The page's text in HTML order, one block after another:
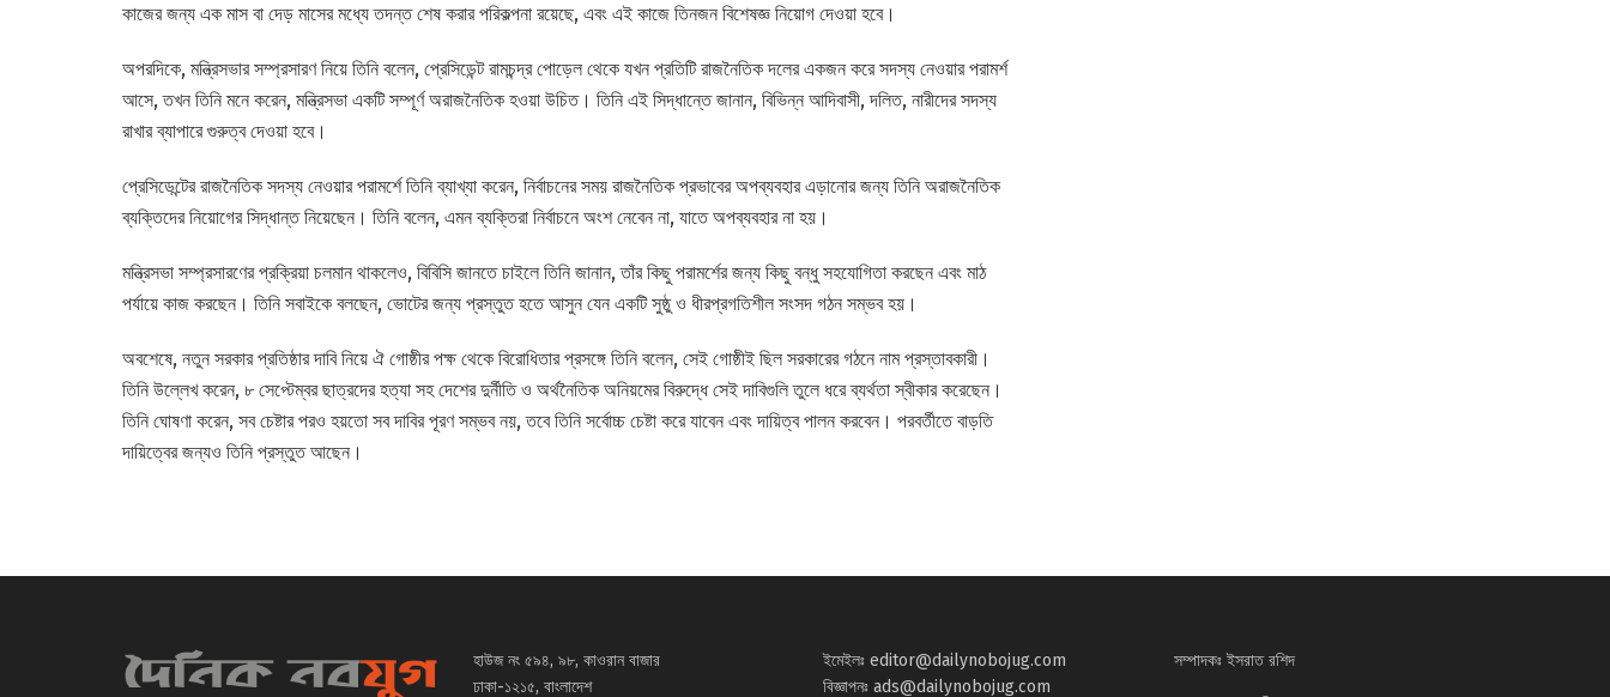
কাজের জন্য এক মাস বা দেড় মাসের মধ্যে তদন্ত শেষ করার পরিকল্পনা রয়েছে, এবং এই কাজে তিনজন বিশেষজ্ঞ নিয়োগ দেওয়া হবে।
অপরদিকে, মন্ত্রিসভার সম্প্রসারণ নিয়ে তিনি বলেন, প্রেসিডেন্ট রামচন্দ্র পোড়েল থেকে যখন প্রতিটি রাজনৈতিক দলের একজন করে সদস্য নেওয়ার পরামর্শ
আসে, তখন তিনি মনে করেন, মন্ত্রিসভা একটি সম্পূর্ণ অরাজনৈতিক হওয়া উচিত। তিনি এই সিদ্ধান্তে জানান, বিভিন্ন আদিবাসী, দলিত, নারীদের সদস্য
রাখার ব্যাপারে গুরুত্ব দেওয়া হবে।
প্রেসিডেন্টের রাজনৈতিক সদস্য নেওয়ার পরামর্শে তিনি ব্যাখ্যা করেন, নির্বাচনের সময় রাজনৈতিক প্রভাবের অপব্যবহার এড়ানোর জন্য তিনি অরাজনৈতিক
ব্যক্তিদের নিয়োগের সিদ্ধান্ত নিয়েছেন। তিনি বলেন, এমন ব্যক্তিরা নির্বাচনে অংশ নেবেন না, যাতে অপব্যবহার না হয়।
মন্ত্রিসভা সম্প্রসারণের প্রক্রিয়া চলমান থাকলেও, বিবিসি জানতে চাইলে তিনি জানান, তাঁর কিছু পরামর্শের জন্য কিছু বন্ধু সহযোগিতা করছেন এবং মাঠ
পর্যায়ে কাজ করছেন। তিনি সবাইকে বলছেন, ভোটের জন্য প্রস্তুত হতে আসুন যেন একটি সুষ্ঠু ও ধীরপ্রগতিশীল সংসদ গঠন সম্ভব হয়।
অবশেষে, নতুন সরকার প্রতিষ্ঠার দাবি নিয়ে ঐ গোষ্ঠীর পক্ষ থেকে বিরোধিতার প্রসঙ্গে তিনি বলেন, সেই গোষ্ঠীই ছিল সরকারের গঠনে নাম প্রস্তাবকারী।
তিনি উল্লেখ করেন, ৮ সেপ্টেম্বর ছাত্রদের হত্যা সহ দেশের দুর্নীতি ও অর্থনৈতিক অনিয়মের বিরুদ্ধে সেই দাবিগুলি তুলে ধরে ব্যর্থতা স্বীকার করেছেন।
তিনি ঘোষণা করেন, সব চেষ্টার পরও হয়তো সব দাবির পূরণ সম্ভব নয়, তবে তিনি সর্বোচ্চ চেষ্টা করে যাবেন এবং দায়িত্ব পালন করবেন। পরবর্তীতে বাড়তি
দায়িত্বের জন্যও তিনি প্রস্তুত আছেন।
হাউজ নং ৫৯৪, ৯৮, কাওরান বাজার
ঢাকা-১২১৫, বাংলাদেশ
ইমেইলঃ editor@dailynobojug.com
বিজ্ঞাপনঃ ads@dailynobojug.com
সম্পাদকঃ ইসরাত রশিদ